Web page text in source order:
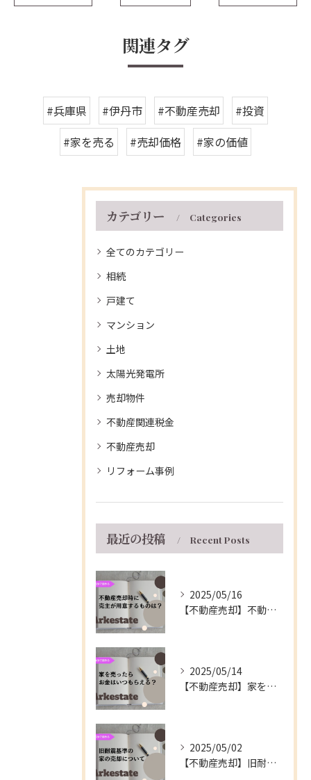
関連タグ
#兵庫県 #伊丹市 #不動産売却
#投資
#家を売る
#売却価格 #家の価値
カテゴリー Categories
全てのカテゴリー
相続
戸建て
マンション
土地
太陽光発電所
売却物件
不動産関連税金
不動産売却
リフォーム事例
最近の投稿 Recent Posts
2025/05/16
【不動産売却】不動産の売買契約時に売主が用意するもの～伊丹市の不動産会社～
2025/05/14
【不動産売却】家を売ったらお金はいつもらえる？～伊丹市の不動産会社～
2025/05/02
【不動産売却】旧耐震基準の家の売却について～伊丹市の不動産会社～